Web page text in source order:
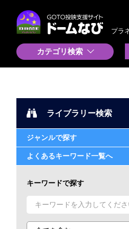
プラ
カテゴリ検索
ライブラリー検索
ジャンルで探す
よくあるキーワード一覧へ
キーワードで探す